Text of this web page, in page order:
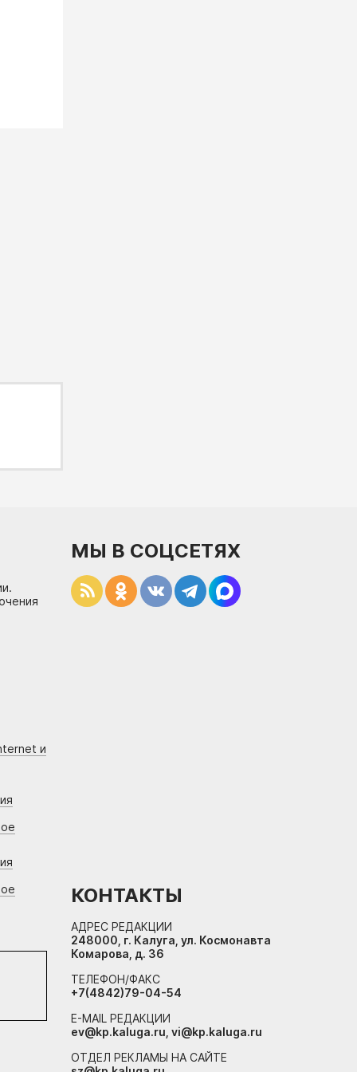
и
МЫ В СОЦСЕТЯХ
КОНТАКТЫ
АДРЕС РЕДАКЦИИ
248000, г. Калуга, ул. Космонавта
Комарова, д. 36
ТЕЛЕФОН/ФАКС
+7(4842)79-04-54
E-MAIL РЕДАКЦИИ
ev@kp.kaluga.ru, vi@kp.kaluga.ru
ОТДЕЛ РЕКЛАМЫ НА САЙТЕ